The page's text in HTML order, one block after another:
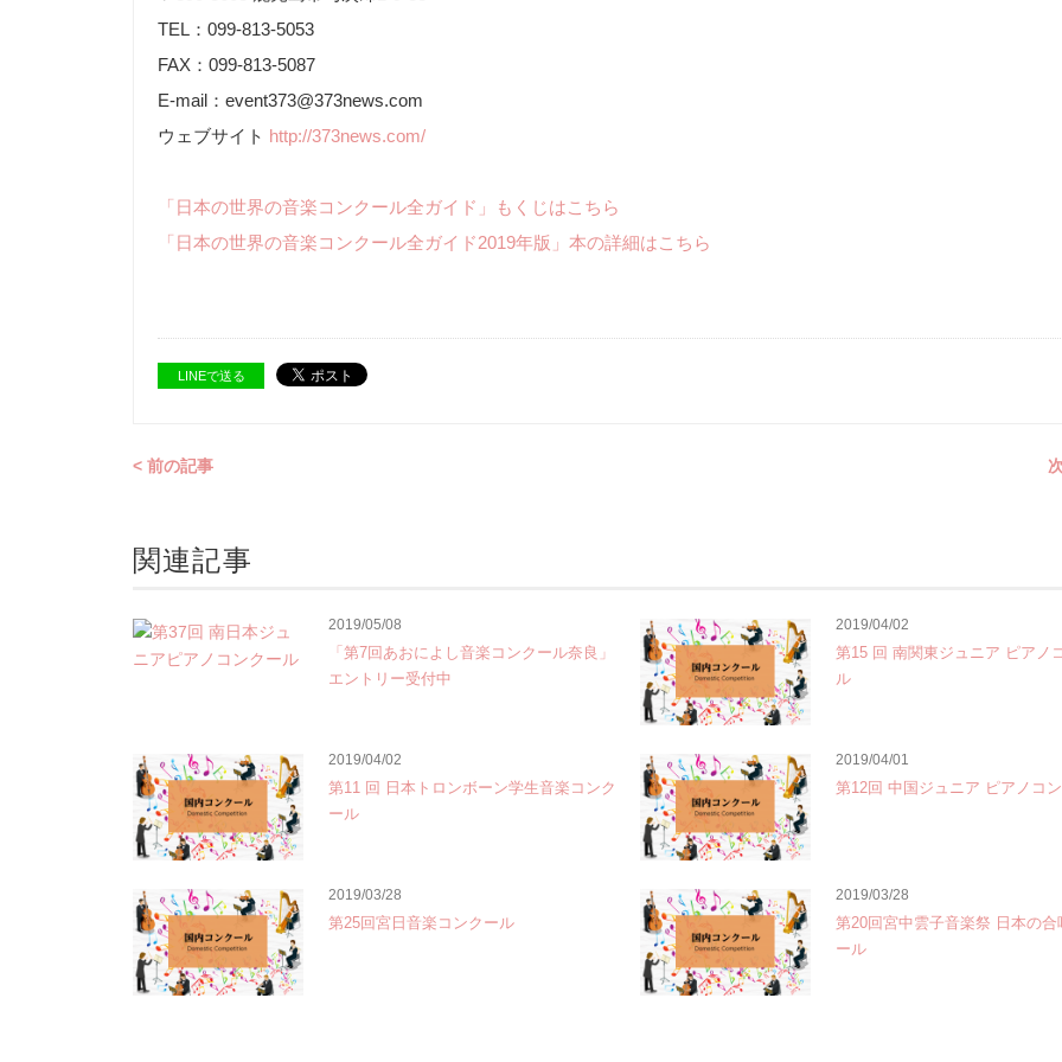
TEL：099-813-5053
FAX：099-813-5087
E-mail：event373@373news.com
ウェブサイト http://373news.com/
「日本の世界の音楽コンクール全ガイド」もくじはこちら
「日本の世界の音楽コンクール全ガイド2019年版」本の詳細はこちら
LINEで送る
< 前の記事
関連記事
2019/05/08
「第7回あおによし音楽コンクール奈良」
エントリー受付中
2019/04/02
第15 回 南関東ジュニア ピアノ
ル
2019/04/02
第11 回 日本トロンボーン学生音楽コンク
ール
2019/04/01
第12回 中国ジュニア ピアノコ
2019/03/28
第25回宮日音楽コンクール
2019/03/28
第20回宮中雲子音楽祭 日本の合
ール